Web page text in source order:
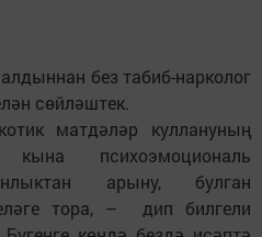
без табиб-нарколог
сөйләштек.
матдәләр куллануның
психоэмоциональ
арыну, булган
тора, – дип билгели